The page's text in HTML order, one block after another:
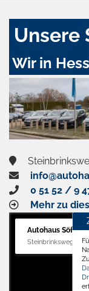
Unsere
Wir in
0 51 52 / 9
Mehr zu
Autohaus Söffker
Steinbrinksweg 12,